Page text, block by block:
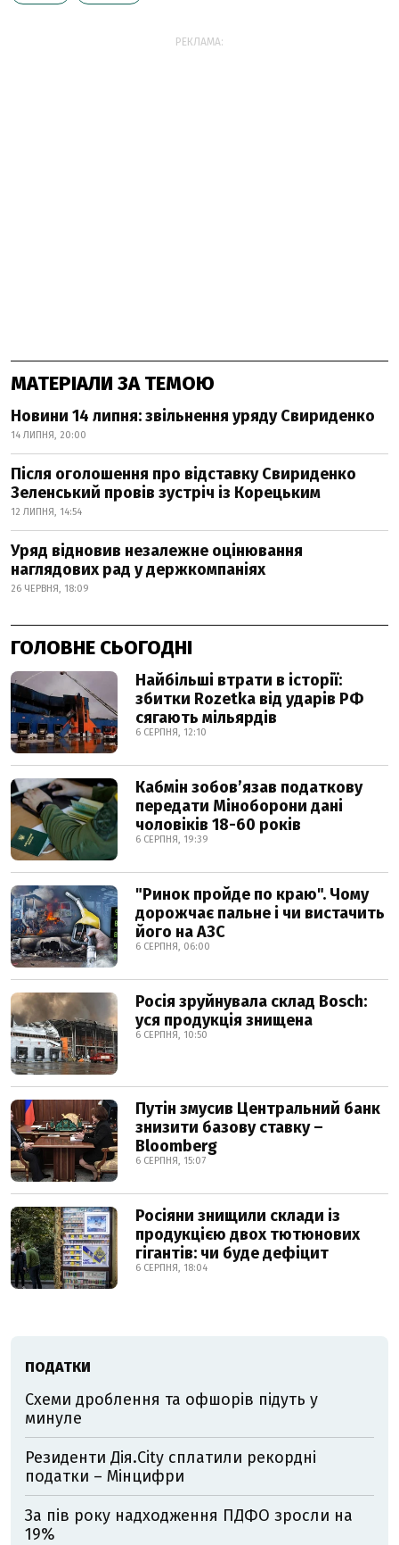
РЕКЛАМА:
МАТЕРІАЛИ ЗА ТЕМОЮ
Новини 14 липня: звільнення уряду Свириденко
14 ЛИПНЯ, 20:00
Після оголошення про відставку Свириденко
Зеленський провів зустріч із Корецьким
12 ЛИПНЯ, 14:54
Уряд відновив незалежне оцінювання
наглядових рад у держкомпаніях
26 ЧЕРВНЯ, 18:09
ГОЛОВНЕ СЬОГОДНІ
Найбільші втрати в історії:
збитки Rozetka від ударів РФ
сягають мільярдів
6 СЕРПНЯ, 12:10
Кабмін зобовʼязав податкову
передати Міноборони дані
чоловіків 18-60 років
6 СЕРПНЯ, 19:39
"Ринок пройде по краю". Чому
дорожчає пальне і чи вистачить
його на АЗС
6 СЕРПНЯ, 06:00
Росія зруйнувала склад Bosch:
уся продукція знищена
6 СЕРПНЯ, 10:50
Путін змусив Центральний банк
знизити базову ставку –
Bloomberg
6 СЕРПНЯ, 15:07
Росіяни знищили склади із
продукцією двох тютюнових
гігантів: чи буде дефіцит
6 СЕРПНЯ, 18:04
ПОДАТКИ
Схеми дроблення та офшорів підуть у
минуле
Резиденти Дія.City сплатили рекордні
податки – Мінцифри
За пів року надходження ПДФО зросли на
19%